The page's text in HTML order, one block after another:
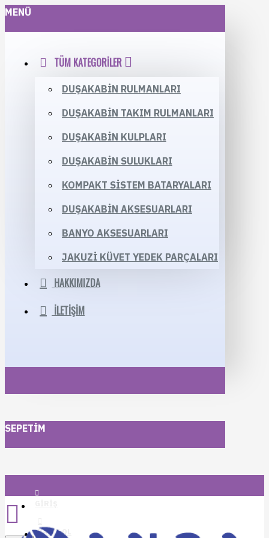
MENÜ
TÜM KATEGORILER
DUŞAKABIN RULMANLARI
DUŞAKABIN TAKIM RULMANLARI
DUŞAKABIN KULPLARI
DUŞAKABIN SULUKLARI
KOMPAKT SISTEM BATARYALARI
DUŞAKABIN AKSESUARLARI
BANYO AKSESUARLARI
JAKUZI KÜVET YEDEK PARÇALARI
HAKKIMIZDA
İLETIŞIM
SEPETIM
KAYIT OL